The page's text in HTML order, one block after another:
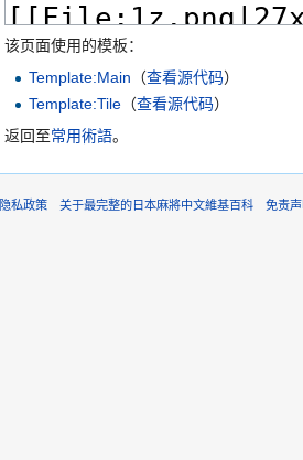
该页面使用的模板：
Template:Main （查看源代码）
Template:Tile （查看源代码）
返回至常用術語。
隐私政策 关于最完整的日本麻將中文維基百科 免责